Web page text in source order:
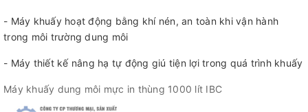
- Máy khuấy hoạt động bằng khí nén, an toàn khi vận hành
trong môi trường dung môi
- Máy thiết kế nâng hạ tự động giú tiện lợi trong quá trình khuấy
Máy khuấy dung môi mực in thùng 1000 lít IBC